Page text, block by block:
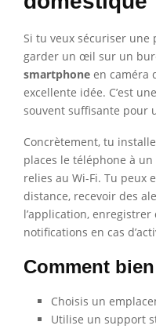
Si tu veux sécuriser une
garder un œil sur un
smartphone en caméra
excellente idée. C’est
souvent suffisante pour
Concrètement, tu
places le téléphone à
relies au Wi-Fi. Tu peux
distance, recevoir des
l’application,
notifications en cas
Comment
Choisis un
Utilise un support